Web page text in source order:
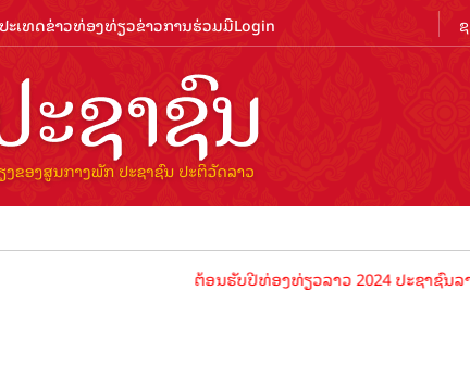
ະເທດຂ່າວທ່ອງທ່ຽວຂ່າວການຮ່ວມມືLogin
ຕ້ອນຮັບປີທ່ອງທ່ຽວລາວ 2024 ປະຊາຊົນລາວທຸ